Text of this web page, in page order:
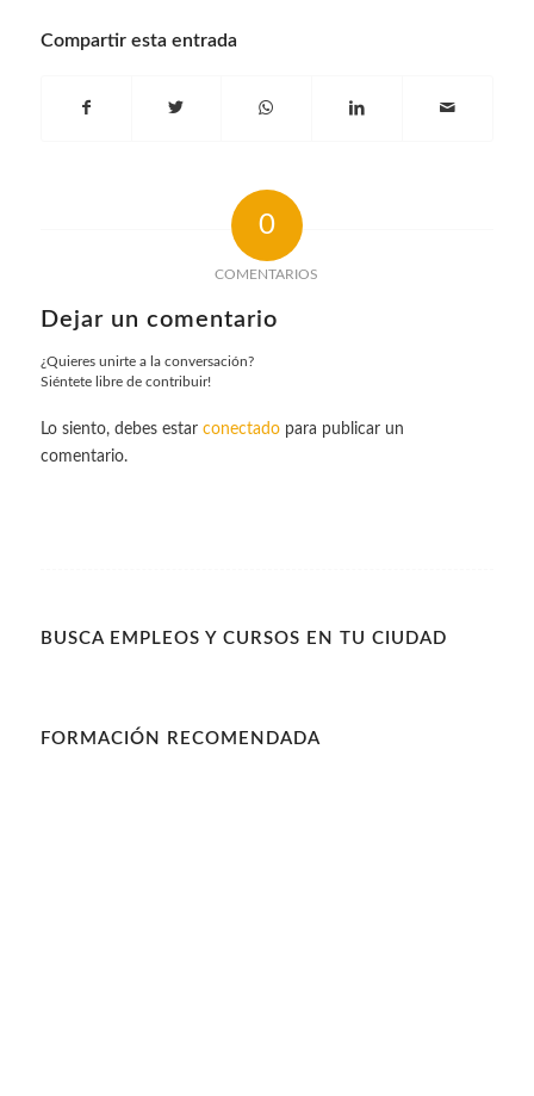
Compartir esta entrada
0
COMENTARIOS
Dejar un comentario
¿Quieres unirte a la conversación?
Siéntete libre de contribuir!
Lo siento, debes estar conectadopara publicar un
comentario.
BUSCA EMPLEOS Y CURSOS EN TU CIUDAD
FORMACIÓN RECOMENDADA